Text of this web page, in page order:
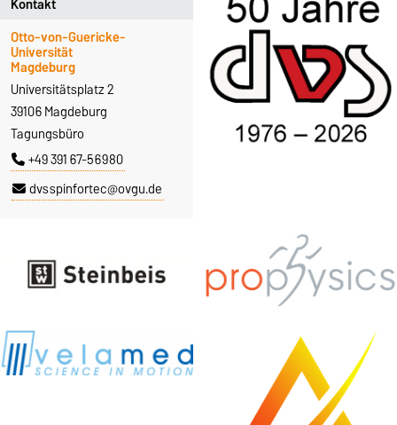
Kontakt
Otto-von-Guericke-
Universität
Magdeburg
Universitätsplatz 2
39106 Magdeburg
Tagungsbüro
+49 391 67-56980
dvsspinfortec@ovgu.de